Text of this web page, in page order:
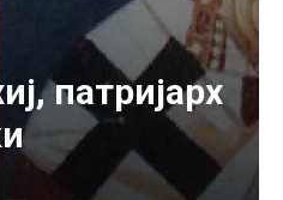
патријарх